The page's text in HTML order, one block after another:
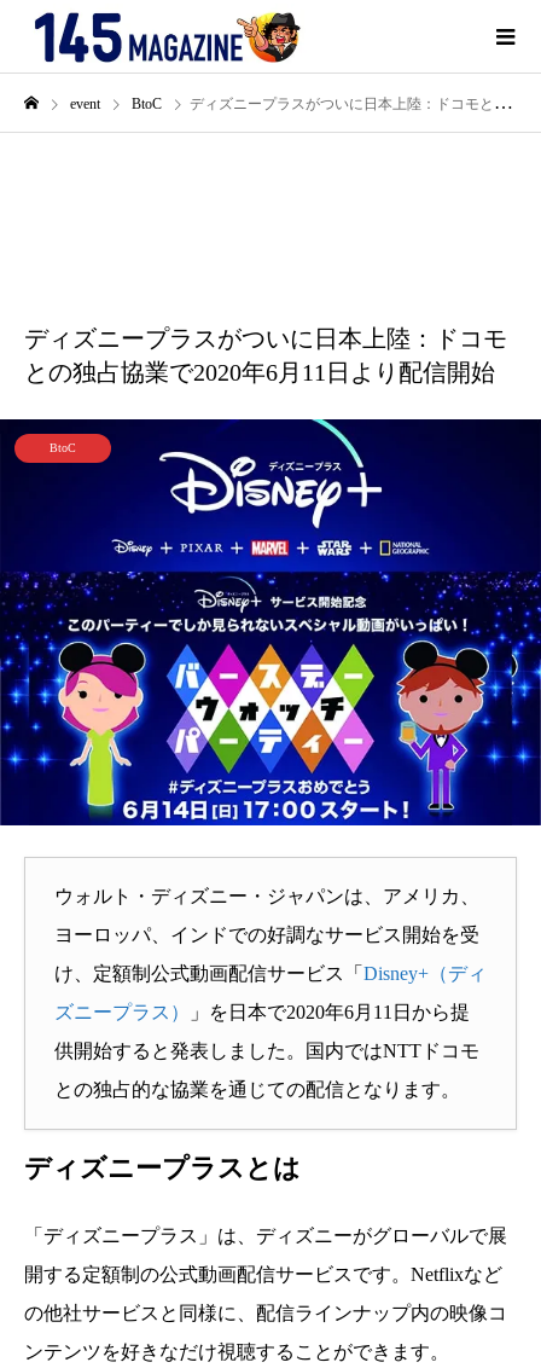
event BtoC ディズニープラスがついに日本上陸：ドコモとの独占協業で2020年6月11日より配信開始
ディズニープラスがついに日本上陸：ドコモ
との独占協業で2020年6月11日より配信開始
BtoC
ウォルト・ディズニー・ジャパンは、アメリカ、
ヨーロッパ、インドでの好調なサービス開始を受
け、定額制公式動画配信サービス「 Disney+（ディ
ズニープラス）
」を日本で2020年6月11日から提
供開始すると発表しました。国内ではNTTドコモ
との独占的な協業を通じての配信となります。
ディズニープラスとは
「ディズニープラス」は、ディズニーがグローバルで展
開する定額制の公式動画配信サービスです。Netflixなど
の他社サービスと同様に、配信ラインナップ内の映像コ
ンテンツを好きなだけ視聴することができます。